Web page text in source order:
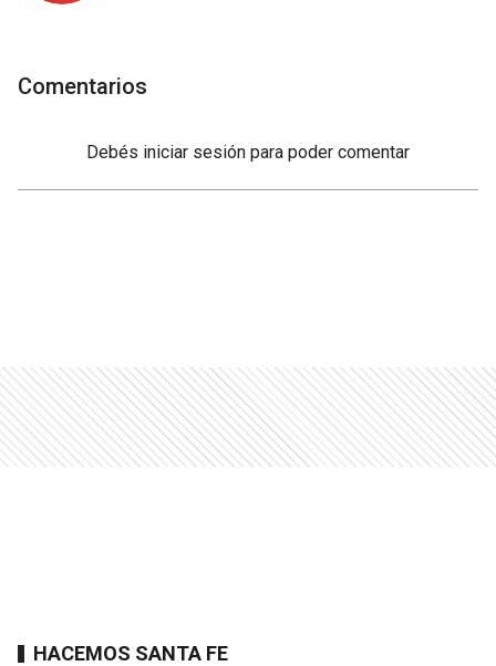
Comentarios
Debés iniciar sesión para poder comentar
HACEMOS SANTA FE